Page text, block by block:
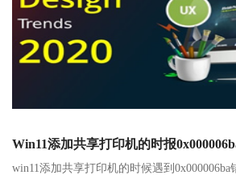
Win11添加共享打印机的时报
win11添加共享打印机的时候遇到